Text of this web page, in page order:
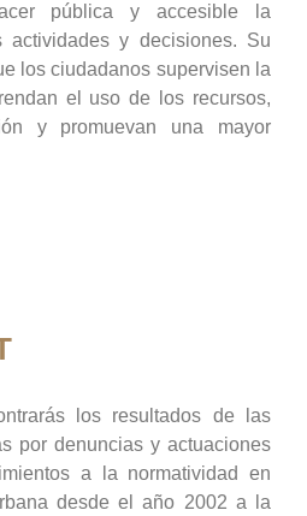
pública y accesible la
actividades y decisiones. Su
los ciudadanos supervisen la
el uso de los recursos,
y promuevan una mayor
los resultados de las
por denuncias y actuaciones
a la normatividad en
desde el año 2002 a la